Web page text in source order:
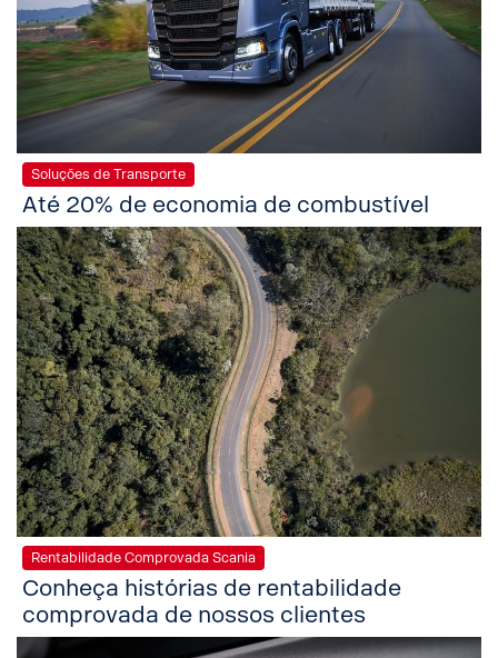
Soluções de Transporte
Até 20% de economia de combustível
Rentabilidade Comprovada Scania
Conheça histórias de rentabilidade
comprovada de nossos clientes